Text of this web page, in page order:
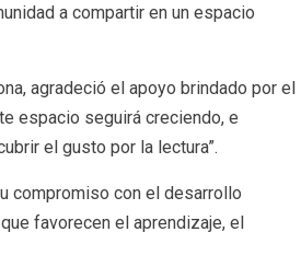
a compartir en un espacio
agradeció el apoyo brindado por el
espacio seguirá creciendo, e
el gusto por la lectura”.
compromiso con el desarrollo
favorecen el aprendizaje, el